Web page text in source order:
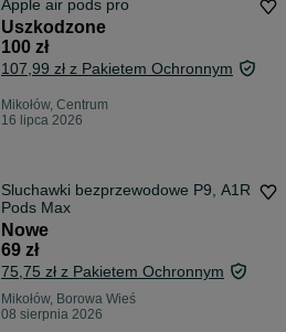
Apple air pods pro
Uszkodzone
100 zł
107,99 zł z Pakietem Ochronnym
Mikołów, Centrum
16 lipca 2026
Sluchawki bezprzewodowe P9, A1R
Pods Max
Nowe
69 zł
75,75 zł z Pakietem Ochronnym
Mikołów, Borowa Wieś
08 sierpnia 2026